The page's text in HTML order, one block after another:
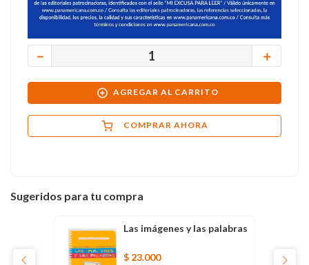
＋
－
AGREGAR AL CARRITO
COMPRAR AHORA
Sugeridos para tu compra
Las imágenes y las palabras
$ 23.000